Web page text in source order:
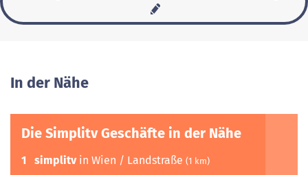
In der Nähe
Die Simplitv Geschäfte in der Nähe
1 simplitvin Wien / Landstraße (1 km)